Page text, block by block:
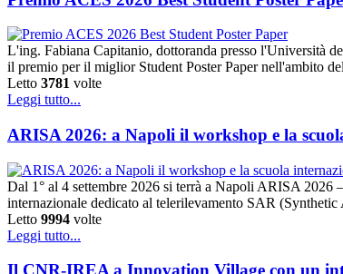
L'ing. Fabiana Capitanio, dottoranda presso l'Università
il premio per il miglior Student Poster Paper nell'ambito
Letto 3781 volte
Leggi tutto...
ARISA 2026: a Napoli il workshop e la
Dal 1° al 4 settembre 2026 si terrà a Napoli ARISA 2026
internazionale dedicato al telerilevamento SAR
Letto 9994 volte
Leggi tutto...